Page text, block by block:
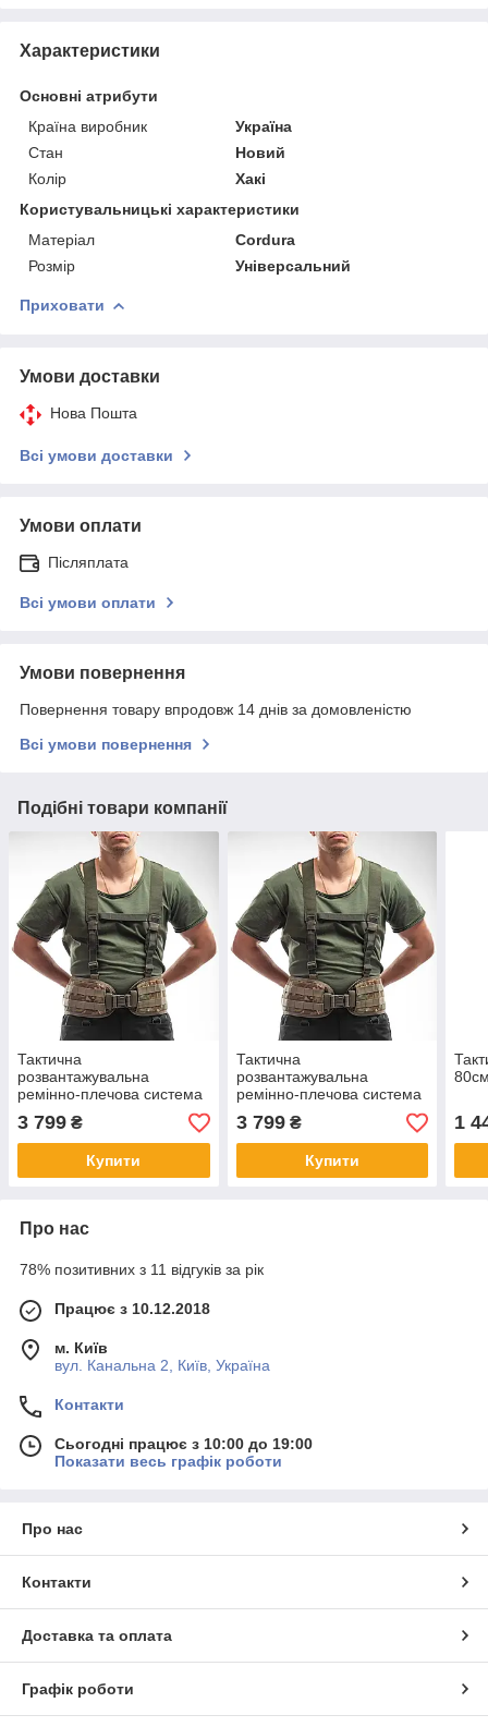
Характеристики
Основні атрибути
Країна виробник
Україна
Стан
Новий
Колір
Хакі
Користувальницькі характеристики
Матеріал
Cordura
Розмір
Універсальний
Приховати
Умови доставки
Нова Пошта
Всі умови доставки
Умови оплати
Післяплата
Всі умови оплати
Умови повернення
Повернення товару впродовж 14 днів за домовленістю
Всі умови повернення
Подібні товари компанії
Тактична
розвантажувальна
ремінно-плечова система
(РПС) + внутрішні лямки
Brotherhood Піксель
3 799 ₴
Купити
Тактична
розвантажувальна
ремінно-плечова система
(РПС) + внутрішні лямки
Brotherhood Мультикам
3 799₴
Купити
1
Про нас
78% позитивних з 11 відгуків за рік
Працює з 10.12.2018
м. Київ
вул. Канальна 2, Київ, Україна
Контакти
Сьогодні працює з 10:00 до 19:00
Показати весь графік роботи
Про нас
Контакти
Доставка та оплата
Графік роботи